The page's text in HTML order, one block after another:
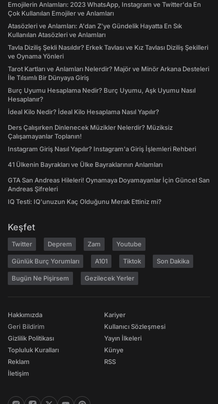
Emojilerin Anlamları: 2023 WhatsApp, Instagram ve Twitter'da En
Çok Kullanılan Emojiler ve Anlamları
Atasözleri ve Anlamları: A'dan Z'ye Gündelik Hayatta En Sık
Kullanılan Atasözleri ve Anlamları
Tavla Diziliş Şekli Nasıldır? Erkek Tavlası ve Kız Tavlası Diziliş Şekilleri
ve Oynama Yönleri
Tarot Kartları ve Anlamları Nelerdir? Majör ve Minör Arkana Desteleri
İle Tılsımlı Bir Dünyaya Giriş
Burç Uyumu Hesaplama Nedir? Burç Uyumu, Aşk Uyumu Nasıl
Hesaplanır?
İdeal Kilo Nedir? İdeal Kilo Hesaplama Nasıl Yapılır?
Ders Çalışırken Dinlenecek Müzikler Nelerdir? Müziksiz
Çalışamayanlar Toplanın!
Instagram Giriş Nasıl Yapılır? Instagram'a Giriş İşlemleri Rehberi
41 Ülkenin Bayrakları ve Ülke Bayraklarının Anlamları
GTA San Andreas Hileleri! Oynamaya Doyamayanlar İçin Güncel San
Andreas Şifreleri
IQ Testi: IQ'unuzun Kaç Olduğunu Merak Ettiniz mi?
Keşfet
Twitter Deprem Zam Youtube
Günlük Burç Yorumları A101 Tiktok Son Dakika
Bugün Ne Pişirsem Gezilecek Yerler
Hakkımızda
Geri Bildirim
Gizlilik Politikası
Topluluk Kuralları
Reklam
İletişim
Kariyer
Kullanıcı Sözleşmesi
Yayın İlkeleri
Künye
RSS